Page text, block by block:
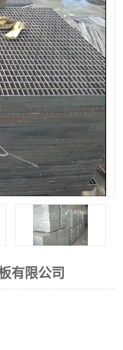
有限公司
栅
板
钢格板
钢格板